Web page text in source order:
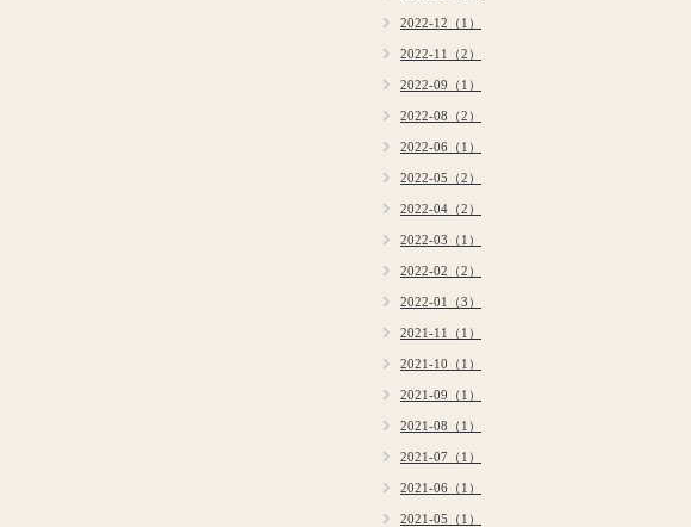
2022-12（1）
2022-11（2）
2022-09（1）
2022-08（2）
2022-06（1）
2022-05（2）
2022-04（2）
2022-03（1）
2022-02（2）
2022-01（3）
2021-11（1）
2021-10（1）
2021-09（1）
2021-08（1）
2021-07（1）
2021-06（1）
2021-05（1）